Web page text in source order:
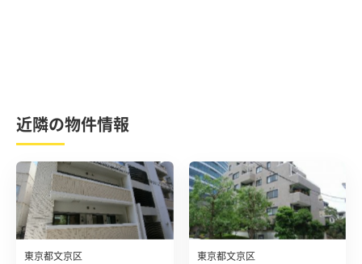
近隣の物件情報
東京都文京区 東京都文京区